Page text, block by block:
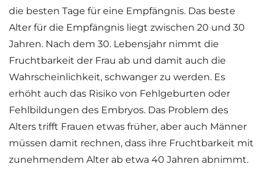
die besten Tage für eine Empfängnis. Das beste
Alter für die Empfängnis liegt zwischen 20 und 30
Jahren. Nach dem 30. Lebensjahr nimmt die
Fruchtbarkeit der Frau ab und damit auch die
Wahrscheinlichkeit, schwanger zu werden. Es
erhöht auch das Risiko von Fehlgeburten oder
Fehlbildungen des Embryos. Das Problem des
Alters trifft Frauen etwas früher, aber auch Männer
müssen damit rechnen, dass ihre Fruchtbarkeit mit
zunehmendem Alter ab etwa 40 Jahren abnimmt.